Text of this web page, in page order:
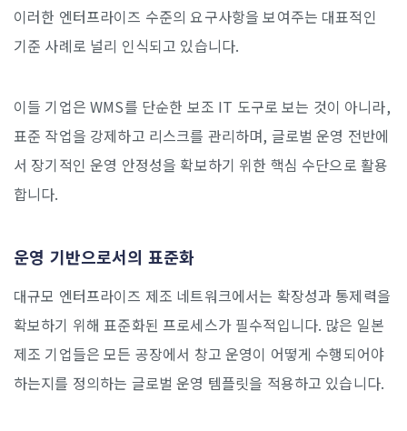
이러한 엔터프라이즈 수준의 요구사항을 보여주는 대표적인
기준 사례로 널리 인식되고 있습니다.
이들 기업은 WMS를 단순한 보조 IT 도구로 보는 것이 아니라,
표준 작업을 강제하고 리스크를 관리하며, 글로벌 운영 전반에
서 장기적인 운영 안정성을 확보하기 위한 핵심 수단으로 활용
합니다.
운영 기반으로서의 표준화
대규모 엔터프라이즈 제조 네트워크에서는 확장성과 통제력을
확보하기 위해 표준화된 프로세스가 필수적입니다. 많은 일본
제조 기업들은 모든 공장에서 창고 운영이 어떻게 수행되어야
하는지를 정의하는 글로벌 운영 템플릿을 적용하고 있습니다.